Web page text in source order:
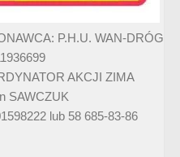
P.H.U. WAN-DRÓG
AKCJI ZIMA
SAWCZUK
lub 58 685-83-86